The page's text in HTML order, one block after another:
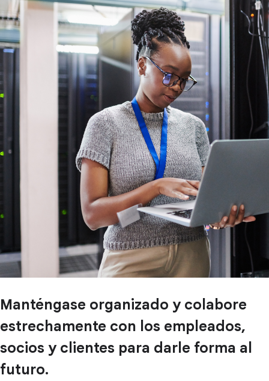
Manténgase organizado y colabore
estrechamente con los empleados,
socios y clientes para darle forma al
futuro.